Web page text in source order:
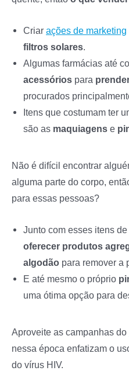
Criar ações de marketing
filtros solares.
Algumas farmácias até
acessórios para
procurados
Itens que costumam ter
são as maquiagens e
Não é difícil encontrar
alguma parte do corpo,
para essas pessoas?
Junto com esses itens
oferecer produtos
algodão para remover a
E até mesmo o próprio
uma ótima opção para
Aproveite as campanhas do
nessa época enfatizam o
do vírus HIV.